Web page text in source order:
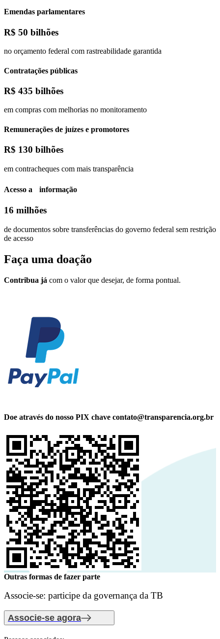
Emendas parlamentares
R$ 50 bilhões
no orçamento federal com rastreabilidade garantida
Contratações públicas
R$ 435 bilhões
em compras com melhorias no monitoramento
Remunerações de juízes e promotores
R$ 130 bilhões
em contracheques com mais transparência
Acesso a informação
16 milhões
de documentos sobre transferências do governo federal sem restrição
de acesso
Faça uma doação
Contribua já com o valor que desejar, de forma pontual.
Doe através do nosso PIX chave contato@transparencia.org.br
Outras formas de fazer parte
Associe-se: participe da governança da TB
Associe-se agora